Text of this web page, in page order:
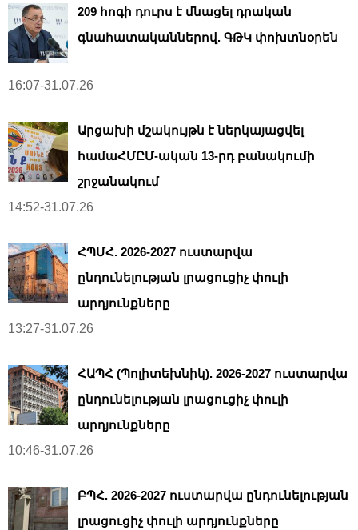
209 հոգի դուրս է մնացել դրական
գնահատականներով. ԳԹԿ փոխտնօրեն
16:07-31.07.26
Արցախի մշակույթն է ներկայացվել
համաՀՄԸՄ-ական 13-րդ բանակումի
շրջանակում
14:52-31.07.26
ՀՊՄՀ. 2026-2027 ուստարվա
ընդունելության լրացուցիչ փուլի
արդյունքները
13:27-31.07.26
ՀԱՊՀ (Պոլիտեխնիկ). 2026-2027 ուստարվա
ընդունելության լրացուցիչ փուլի
արդյունքները
10:46-31.07.26
ԲՊՀ. 2026-2027 ուստարվա ընդունելության
լրացուցիչ փուլի արդյունքները